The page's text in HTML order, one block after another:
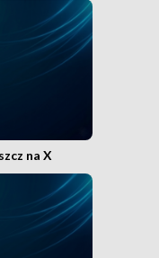
na X